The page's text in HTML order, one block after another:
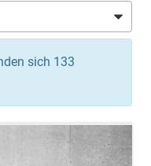
sich 133